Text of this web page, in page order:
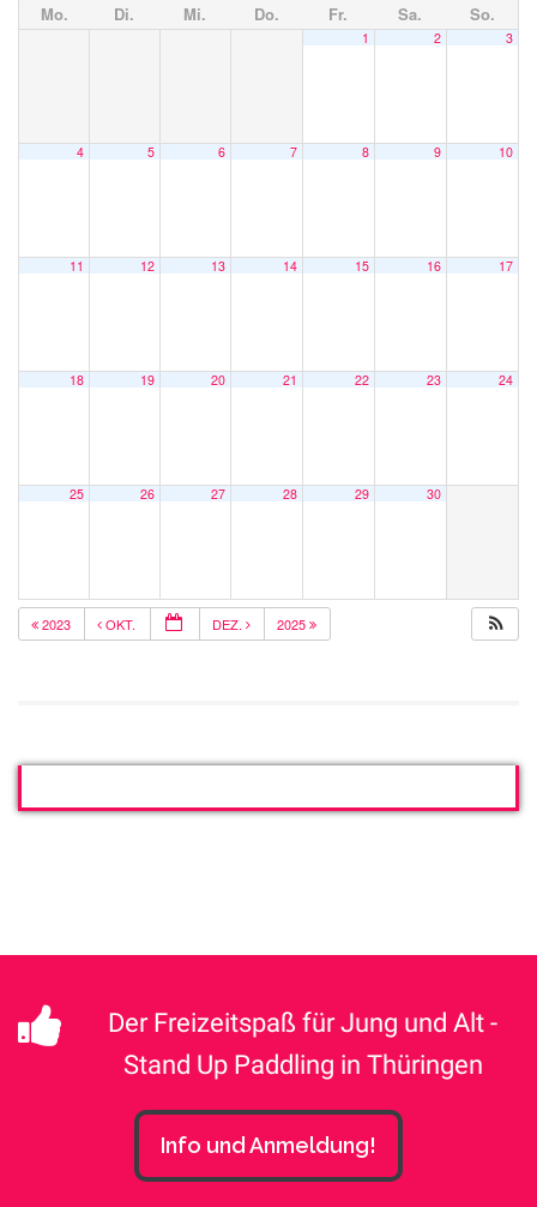
Mo. Di. Mi. Do. Fr. Sa. So.
1 2 3
4 5 6 7 8 9 10
11 12 13 14 15 16 17
18 19 20 21 22 23 24
25 26 27 28 29 30
2023 OKT. DEZ. 2025
Der Freizeitspaß für Jung und Alt -
Stand Up Paddling in Thüringen
Info und Anmeldung!